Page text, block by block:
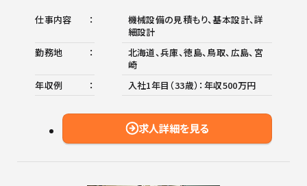
仕事内容
機械設備の見積もり、基本設計、詳
細設計
勤務地
北海道、兵庫、徳島、鳥取、広島、宮
崎
年収例
入社1年目（33歳）：年収500万円
求人詳細を見る